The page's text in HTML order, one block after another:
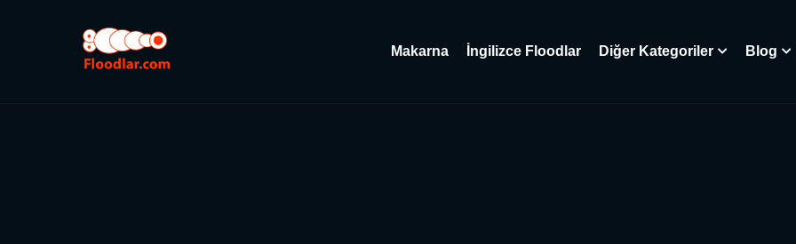
Makarna İngilizce Floodlar Diğer Kategoriler Blog